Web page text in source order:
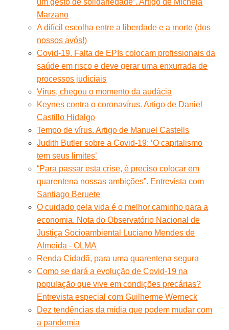
Marzano
A difícil escolha entre a liberdade e a morte (dos
nossos avós!)
Covid-19. Falta de EPIs colocam profissionais da
saúde em risco e deve gerar uma enxurrada de
processos judiciais
Vírus, chegou o momento da audácia
Keynes contra o coronavírus. Artigo de Daniel
Castillo Hidalgo
Tempo de vírus. Artigo de Manuel Castells
Judith Butler sobre a Covid-19: ‘O capitalismo
tem seus limites’
“Para passar esta crise, é preciso colocar em
quarentena nossas ambições”. Entrevista com
Santiago Beruete
O cuidado pela vida é o melhor caminho para a
economia. Nota do Observatório Nacional de
Justiça Socioambiental Luciano Mendes de
Almeida - OLMA
Renda Cidadã, para uma quarentena segura
Como se dará a evolução de Covid-19 na
população que vive em condições precárias?
Entrevista especial com Guilherme Werneck
Dez tendências da mídia que podem mudar com
a pandemia